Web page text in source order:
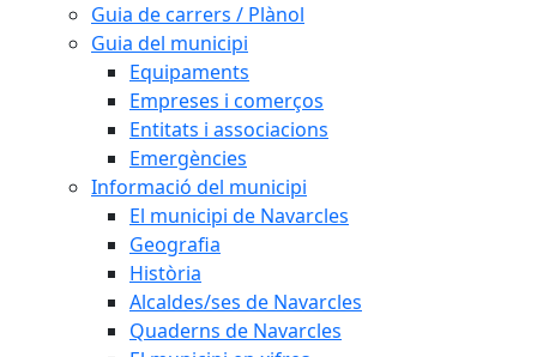
Guia de carrers / Plànol
Guia del municipi
Equipaments
Empreses i comerços
Entitats i associacions
Emergències
Informació del municipi
El municipi de Navarcles
Geografia
Història
Alcaldes/ses de Navarcles
Quaderns de Navarcles